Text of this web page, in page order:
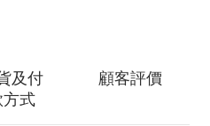
及付
式
顧客評價